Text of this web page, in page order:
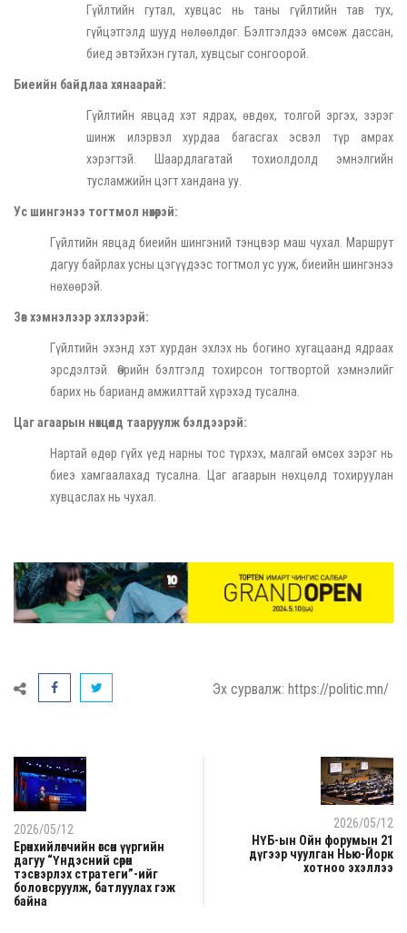
Гүйлтийн гутал, хувцас нь таны гүйлтийн тав тух,
гүйцэтгэлд шууд нөлөөлдөг. Бэлтгэлдээ өмсөж дассан,
биед эвтэйхэн гутал, хувцсыг сонгоорой.
Биеийн байдлаа хянаарай:
Гүйлтийн явцад хэт ядрах, өвдөх, толгой эргэх, зэрэг
шинж илэрвэл хурдаа багасгах эсвэл түр амрах
хэрэгтэй. Шаардлагатай тохиолдолд эмнэлгийн
тусламжийн цэгт хандана уу.
Ус шингэнээ тогтмол нөхөөрэй:
Гүйлтийн явцад биеийн шингэний тэнцвэр маш чухал. Маршрут
дагуу байрлах усны цэгүүдээс тогтмол ус ууж, биеийн шингэнээ
нөхөөрэй.
Зөв хэмнэлээр эхлээрэй:
Гүйлтийн эхэнд хэт хурдан эхлэх нь богино хугацаанд ядраах
эрсдэлтэй. Өөрийн бэлтгэлд тохирсон тогтвортой хэмнэлийг
барих нь барианд амжилттай хүрэхэд тусална.
Цаг агаарын нөхцөлд тааруулж бэлдээрэй:
Нартай өдөр гүйх үед нарны тос түрхэх, малгай өмсөх зэрэг нь
биеэ хамгаалахад тусална. Цаг агаарын нөхцөлд тохируулан
хувцаслах нь чухал.
Эх сурвалж: https://politic.mn/
2026/05/12
Ерөнхийлөгчийн өгсөн үүргийн
дагуу “Үндэсний сөрөн
тэсвэрлэх стратеги”-ийг
боловсруулж, батлуулах гэж
байна
2026/05/12
НҮБ-ын Ойн форумын 21
дүгээр чуулган Нью-Йорк
хотноо эхэллээ